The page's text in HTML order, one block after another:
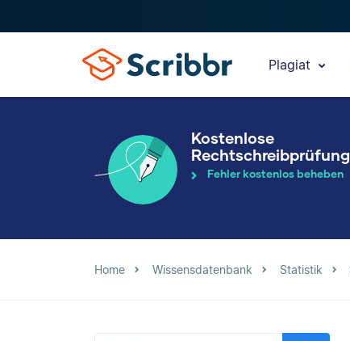
Plagiat
Kostenlose
Rechtschreibprüfung
Fehler kostenlos beheben
Home Wissensdatenbank Statistik